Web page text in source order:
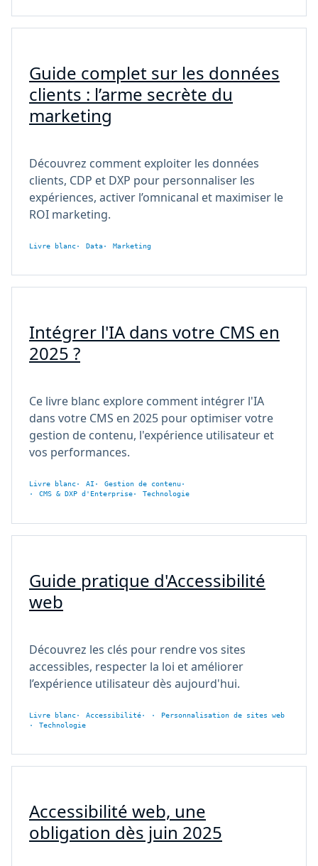
Guide complet sur les données
clients : l’arme secrète du
marketing
Découvrez comment exploiter les données
clients, CDP et DXP pour personnaliser les
expériences, activer l’omnicanal et maximiser le
ROI marketing.
Livre blanc Data Marketing
Intégrer l'IA dans votre CMS en
2025 ?
Ce livre blanc explore comment intégrer l'IA
dans votre CMS en 2025 pour optimiser votre
gestion de contenu, l'expérience utilisateur et
vos performances.
Livre blanc AI
Gestion de contenu
CMS & DXP d'Enterprise
Technologie
Guide pratique d'Accessibilité
web
Découvrez les clés pour rendre vos sites
accessibles, respecter la loi et améliorer
l’expérience utilisateur dès aujourd'hui.
Livre blanc Accessibilité
Personnalisation de sites web
Technologie
Accessibilité web, une
obligation dès juin 2025